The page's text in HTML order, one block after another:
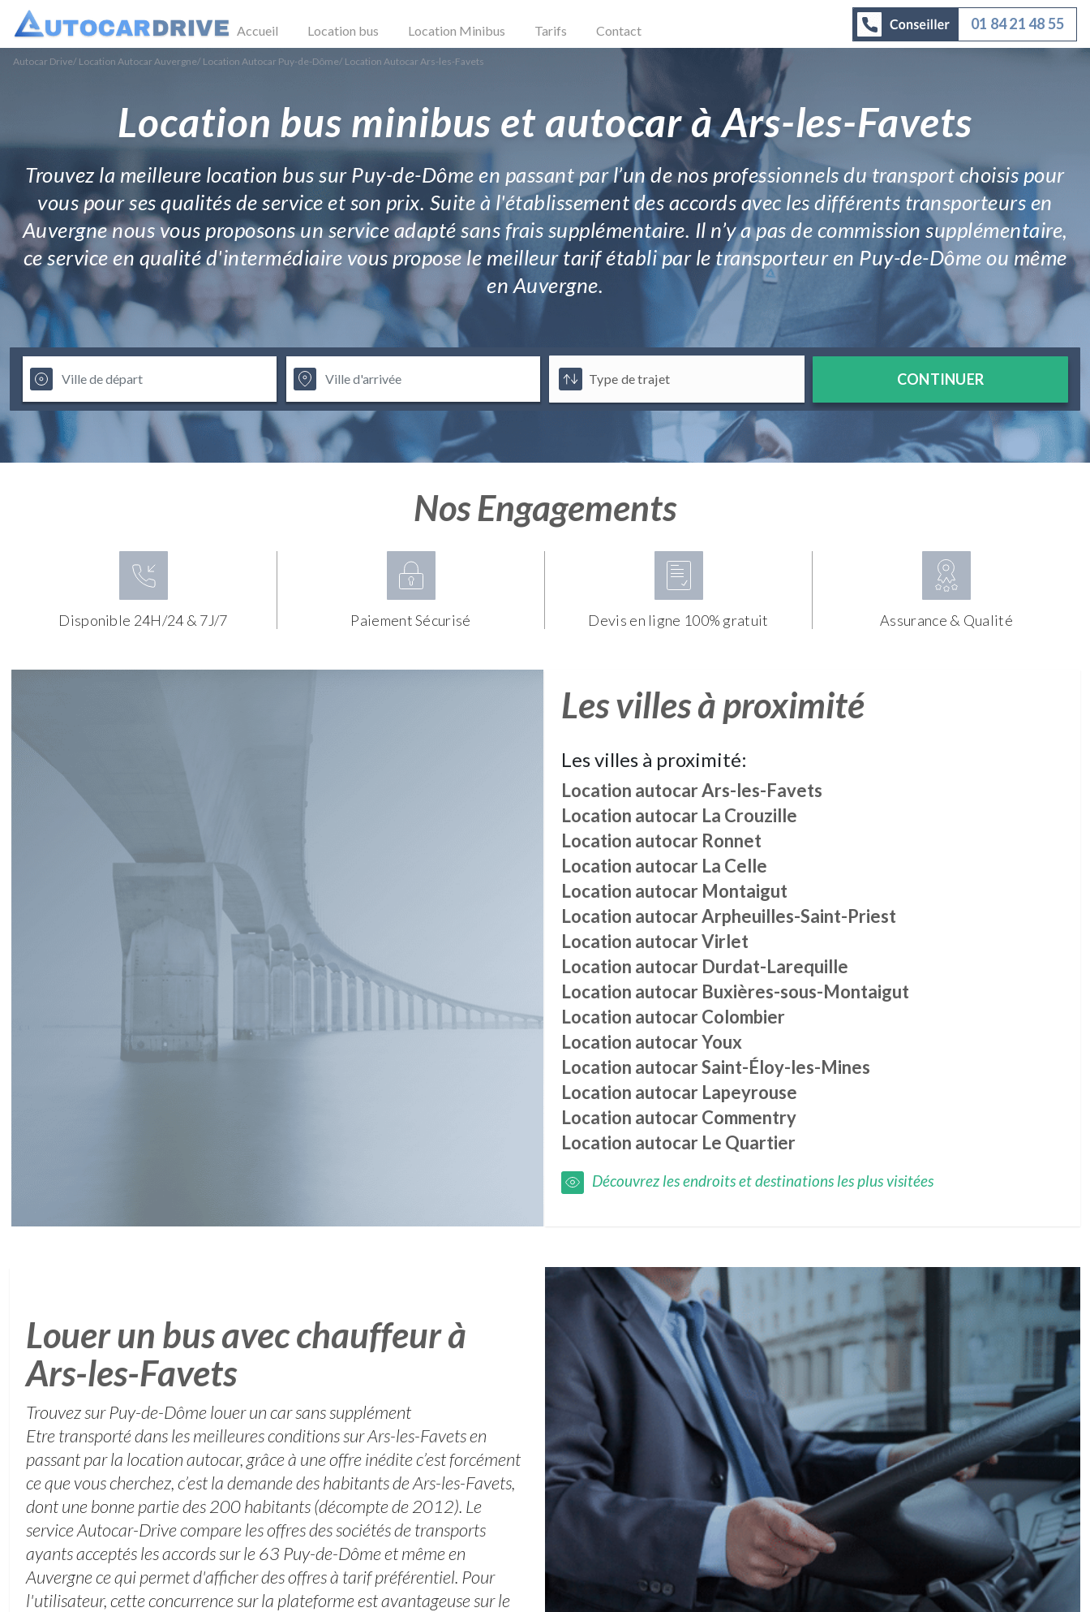
Accueil Location bus Location Minibus Tarifs Contact 01 84 21 48 55
Autocar Drive/ Location Autocar Auvergne/ Location Autocar Puy-de-Dôme/ Location Autocar Ars-les-Favets
Location bus minibus et autocar à Ars-les-Favets
Trouvez la meilleure location bus sur Puy-de-Dôme en passant par l’un de nos professionnels du transport choisis pour
vous pour ses qualités de service et son prix. Suite à l'établissement des accords avec les différents transporteurs en
Auvergne nous vous proposons un service adapté sans frais supplémentaire. Il n’y a pas de commission supplémentaire,
ce service en qualité d'intermédiaire vous propose le meilleur tarif établi par le transporteur en Puy-de-Dôme ou même
en Auvergne.
CONTINUER
Nos Engagements
Disponible 24H/24 & 7J/7 Paiement Sécurisé Devis en ligne 100% gratuit Assurance & Qualité
Les villes à proximité
Les villes à proximité:
Location autocarArs-les-Favets
Location autocar La Crouzille
Location autocar Ronnet
Location autocar La Celle
Location autocar Montaigut
Location autocarArpheuilles-Saint-Priest
Location autocarVirlet
Location autocar Durdat-Larequille
Location autocar Buxières-sous-Montaigut
Location autocarColombier
Location autocarYoux
Location autocarSaint-Éloy-les-Mines
Location autocar Lapeyrouse
Location autocarCommentry
Location autocar Le Quartier
Découvrez les endroits et destinations les plus visitées
Louer un bus avec chauffeur à
Ars-les-Favets
Trouvez sur Puy-de-Dôme louer un car sans supplément
Etre transporté dans les meilleures conditions sur Ars-les-Favets en
passant par la location autocar, grâce à une offre inédite c’est forcément
ce que vous cherchez, c’est la demande des habitants de Ars-les-Favets,
dont une bonne partie des 200 habitants (décompte de 2012). Le
service Autocar-Drive compare les offres des sociétés de transports
ayants acceptés les accords sur le 63 Puy-de-Dôme et même en
Auvergne ce qui permet d'afficher des offres à tarif préférentiel. Pour
l'utilisateur, cette concurrence sur la plateforme est avantageuse sur le